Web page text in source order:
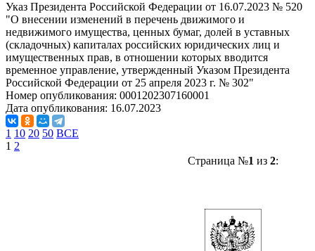
Указ Президента Российской Федерации от 16.07.2023 № 520
"О внесении изменений в перечень движимого и
недвижимого имущества, ценных бумаг, долей в уставных
(складочных) капиталах российских юридических лиц и
имущественных прав, в отношении которых вводится
временное управление, утвержденный Указом Президента
Российской Федерации от 25 апреля 2023 г. № 302"
Номер опубликования: 0001202307160001
Дата опубликования: 16.07.2023
1 10 20 50 ВСЕ
1 2
Страница №1 из 2: